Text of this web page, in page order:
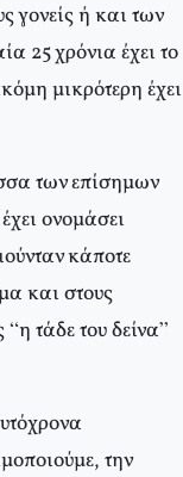
γονείς ή και των
25 χρόνια έχει το
μικρότερη έχει
των επίσημων
ονομάσει
κάποτε
και στους
τάδε του δείνα”
την